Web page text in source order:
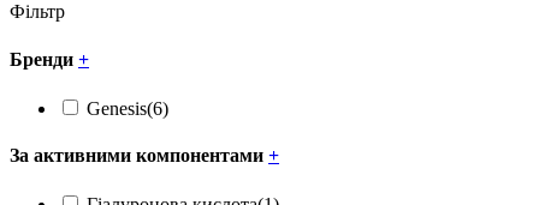
Фільтр
Бренди +
Genesis(6)
За активними компонентами +